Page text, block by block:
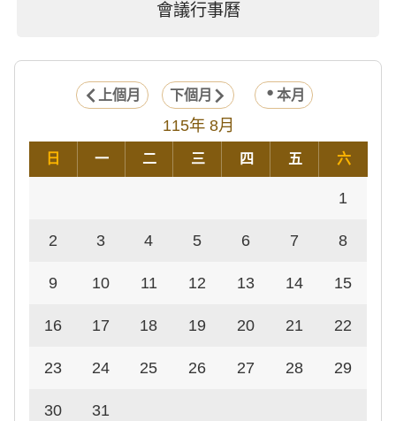
會議行事曆
上個月 下個月 本月
115年 8月
日 一 二 三 四 五 六
1
2 3 4 5 6 7 8
9 10 11 12 13 14 15
16 17 18 19 20 21 22
23 24 25 26 27 28 29
30 31